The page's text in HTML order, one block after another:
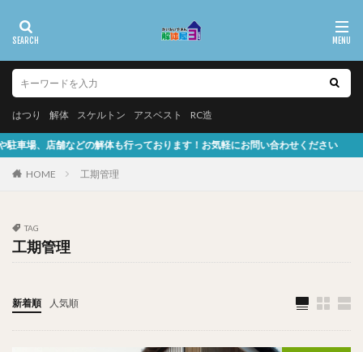
はつり 解体 スケルトン アスベスト RC造
どの解体も行っております！お気軽にお問い合わせください
HOME 工期管理
TAG
工期管理
新着順 人気順